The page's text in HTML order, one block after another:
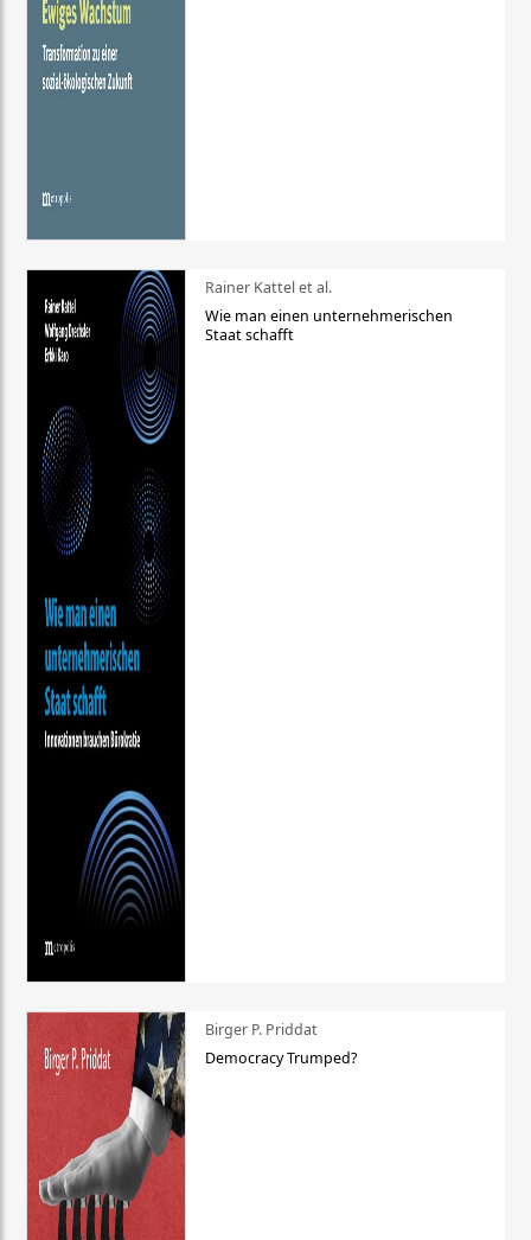
Rainer Kattel et al.
Wie man einen unternehmerischen
Staat schafft
Birger P. Priddat
Democracy Trumped?